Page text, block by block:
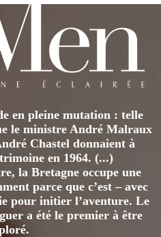
en pleine mutation : telle
le ministre André Malraux
Chastel donnaient à
en 1964. (...)
la Bretagne occupe une
parce que c’est – avec
pour initier l’aventure. Le
a été le premier à être